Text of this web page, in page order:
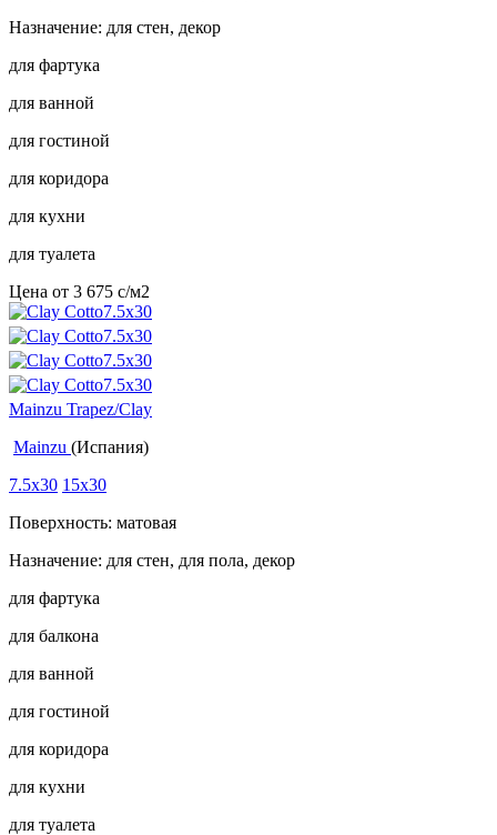
Назначение: для стен, декор
для фартука
для ванной
для гостиной
для коридора
для кухни
для туалета
Цена от 3 675 c/м2
Mainzu Trapez/Clay
Mainzu (Испания)
7.5x30 15x30
Поверхность: матовая
Назначение: для стен, для пола, декор
для фартука
для балкона
для ванной
для гостиной
для коридора
для кухни
для туалета